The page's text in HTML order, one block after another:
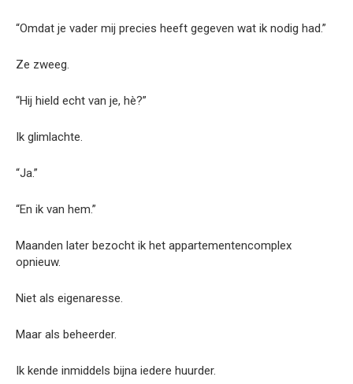
“Omdat je vader mij precies heeft gegeven wat ik nodig had.”
Ze zweeg.
“Hij hield echt van je, hè?”
Ik glimlachte.
“Ja.”
“En ik van hem.”
Maanden later bezocht ik het appartementencomplex
opnieuw.
Niet als eigenaresse.
Maar als beheerder.
Ik kende inmiddels bijna iedere huurder.